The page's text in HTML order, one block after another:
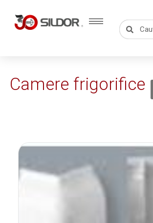
content
CautăCaută
Camere frigorifice